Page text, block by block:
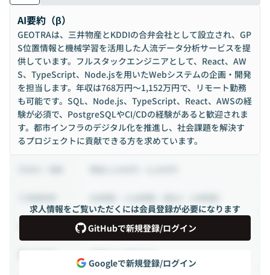
AI要約（β）
GEOTRAは、三井物産とKDDIの合弁会社として設立され、GP
S位置情報と機械学習を活用した人流データ分析サービスを提
供しています。フルスタックエンジニアとして、React、AW
S、TypeScript、Node.jsを用いたWebシステムの企画・開発
を担当します。年収は768万円〜1,152万円で、リモート勤務
も可能です。SQL、Node.js、TypeScript、React、AWSの経
験が必須で、PostgreSQLやCI/CDの経験があると歓迎されま
す。都市インフラのデジタル化を推進し、社会課題を解決す
るプロジェクトに貢献できる方を求めています。
求人情報をご覧いただくには会員登録が必要になります
GitHubで新規登録/ログイン
Googleで新規登録/ログイン
業務委託